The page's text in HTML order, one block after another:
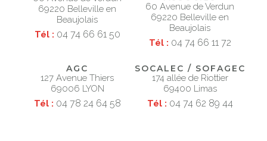
69220 Belleville en
Beaujolais
Tél : 04 74 66 61 50
60 Avenue de Verdun
69220 Belleville en
Beaujolais
Tél : 04 74 66 11 72
AGC
127 Avenue Thiers
69006 LYON
Tél : 04 78 24 64 58
SOCALEC / SOFAGEC
174 allée de Riottier
69400 Limas
Tél : 04 74 62 89 44